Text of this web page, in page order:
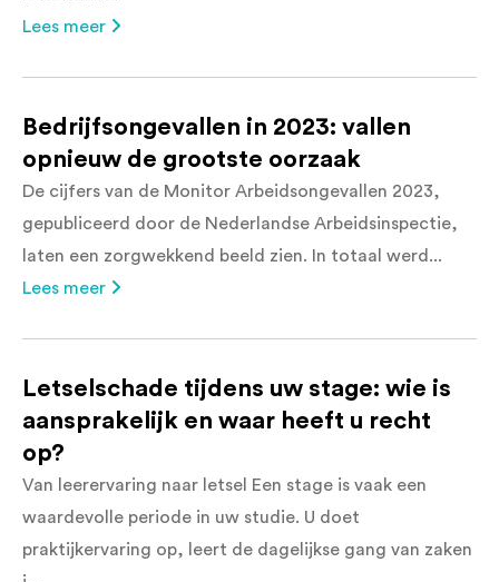
Lees meer
Bedrijfsongevallen in 2023: vallen
opnieuw de grootste oorzaak
De cijfers van de Monitor Arbeidsongevallen 2023,
gepubliceerd door de Nederlandse Arbeidsinspectie,
laten een zorgwekkend beeld zien. In totaal werd...
Lees meer
Letselschade tijdens uw stage: wie is
aansprakelijk en waar heeft u recht
op?
Van leerervaring naar letsel Een stage is vaak een
waardevolle periode in uw studie. U doet
praktijkervaring op, leert de dagelijkse gang van zaken